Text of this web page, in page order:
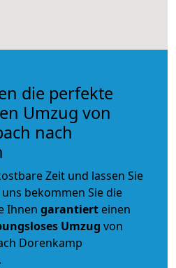
die perfekte
Umzug von
nach
Zeit und lassen Sie
bekommen Sie die
Ihnen garantiert einen
Umzug von
Dorenkamp